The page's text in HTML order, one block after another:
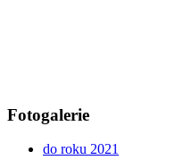
Fotogalerie
do roku 2021